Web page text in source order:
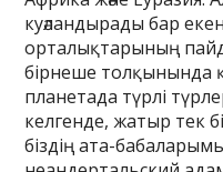
куәландырады бар
орталықтарының
бірнеше толқынында
планетада түрлі
келгенде, жатыр тек
біздің ата-